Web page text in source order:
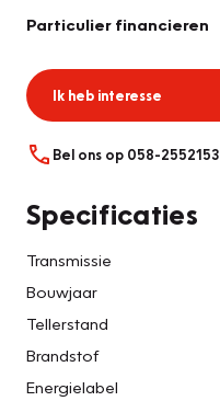
Particulier financieren
Ik heb interesse
Bel ons op 058-2552153
Specificaties
Transmissie
Bouwjaar
Tellerstand
Brandstof
Energielabel